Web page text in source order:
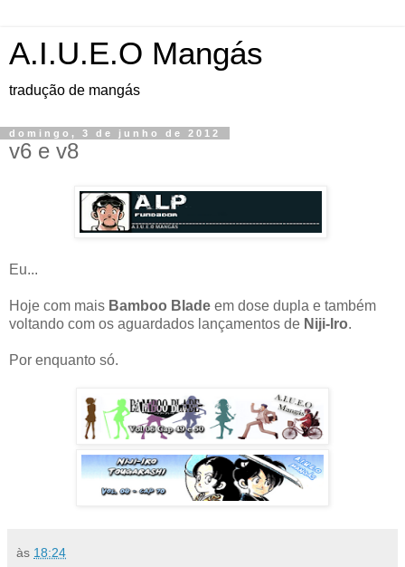
A.I.U.E.O Mangás
tradução de mangás
domingo, 3 de junho de 2012
v6 e v8
Eu...
Hoje com mais Bamboo Blade em dose dupla e também
voltando com os aguardados lançamentos de Niji-Iro.
Por enquanto só.
às 18:24